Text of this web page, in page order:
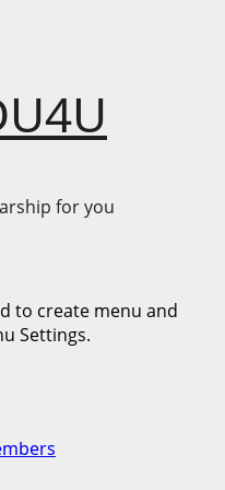
for you
to create menu and
Settings.